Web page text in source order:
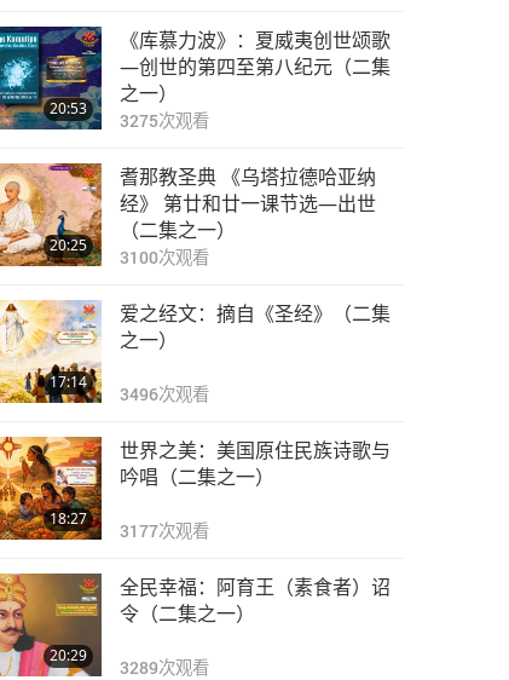
20:53
《库慕力波》：夏威夷创世颂歌
—创世的第四至第八纪元（二集
之一）
3275次观看
20:25
耆那教圣典 《乌塔拉德哈亚纳
经》 第廿和廿一课节选—出世
（二集之一）
3100次观看
17:14
爱之经文：摘自《圣经》（二集
之一）
3496次观看
18:27
世界之美：美国原住民族诗歌与
吟唱（二集之一）
3177次观看
20:29
全民幸福：阿育王（素食者）诏
令（二集之一）
3289次观看